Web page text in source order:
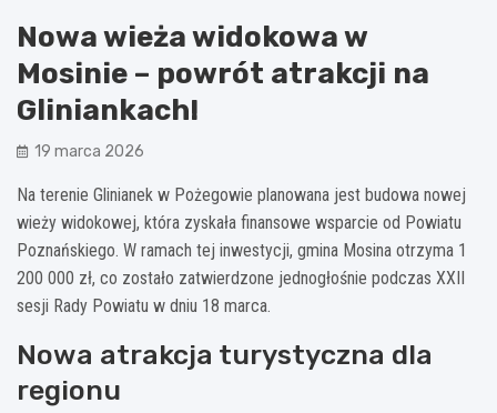
Nowa wieża widokowa w
Mosinie – powrót atrakcji na
Gliniankach!
19 marca 2026
Na terenie Glinianek w Pożegowie planowana jest budowa nowej
wieży widokowej, która zyskała finansowe wsparcie od Powiatu
Poznańskiego. W ramach tej inwestycji, gmina Mosina otrzyma 1
200 000 zł, co zostało zatwierdzone jednogłośnie podczas XXII
sesji Rady Powiatu w dniu 18 marca.
Nowa atrakcja turystyczna dla
regionu